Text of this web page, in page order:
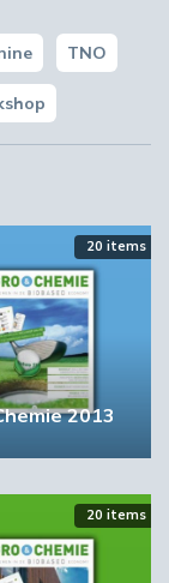
TNO
20 items
2013
20 items